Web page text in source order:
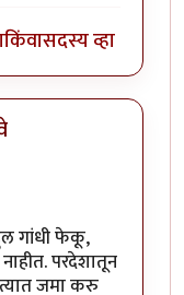
किंवासदस्य व्हा
असोतbyशशिकांत
गांधी फेकू,
परदेशातून
जमा करु